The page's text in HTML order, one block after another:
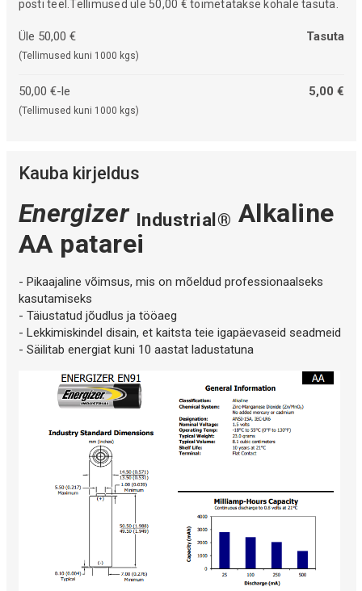
posti teel.Tellimused üle 50,00 € toimetatakse kohale tasuta.
Üle 50,00 €
(Tellimused kuni 1000 kgs)
Tasuta
50,00 €-le
(Tellimused kuni 1000 kgs)
5,00 €
Kauba kirjeldus
Energizer Industrial® Alkaline
AA patarei
- Pikaajaline võimsus, mis on mõeldud professionaalseks
kasutamiseks
- Täiustatud jõudlus ja tööaeg
- Lekkimiskindel disain, et kaitsta teie igapäevaseid seadmeid
- Säilitab energiat kuni 10 aastat ladustatuna